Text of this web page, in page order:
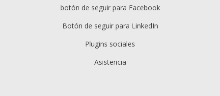
botón de seguir para Facebook
Botón de seguir para LinkedIn
Plugins sociales
Asistencia